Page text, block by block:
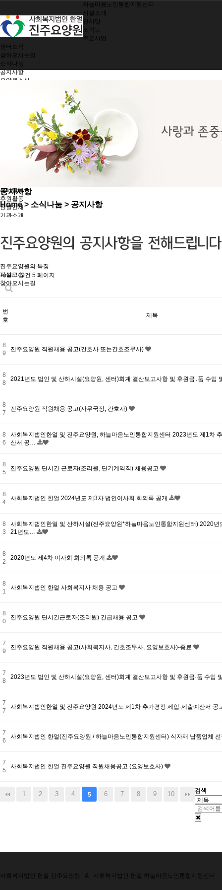
하늘마음노인통합지원센터
시설소개
인사말
조직도
주요사업
센터소식
찾아오시는길
소식나눔
공지사항
요양원소식
여가지원/치매관리
생활 및 정서지원
간호 및 처치
기능회복훈련
기능별 영양관리
시설 및 환경관리
지역사회 참여
봉사활동
후원활동
한얼인재
기관소개
시설소개
인사말
진주요양원의 특징
시설모습
찾아오시는길
공지사항
Home> 소식나눔 > 공지사항
Total 149건 5 페이지
번
호
제목
8
9
진주요양원 직원채용 공고(간호사 또는간호조무사)
8
8
2021년도 법인 및 산하시설(요양원, 센터)회계 결산보고사항 및 후원금․품 수입
8
7
진주요양원 직원채용 공고(사무국장, 간호사)
8
6
사회복지법인한얼 및 진주요양원, 하늘마음노인통합지원센터 2023년도 제1차
산서 공…
8
5
진주요양원 단시간 근로자(조리원, 단기계약직) 채용공고
8
4
사회복지법인 한얼 2024년도 제3차 법인이사회 회의록 공개
8
3
사회복지법인한얼 및 산하시설(진주요양원*하늘마음노인통합지원센터) 2020년
21년도…
8
2
2020년도 제4차 이사회 회의록 공개
8
1
사회복지법인 한얼 사회복지사 채용 공고
8
0
진주요양원 단시간근로자(조리원) 긴급채용 공고
7
9
진주요양원 직원채용 공고(사회복지사, 간호조무사, 요양보호사)-종료
7
8
2023년도 법인 및 산하시설(요양원, 센터)회계 결산보고사항 및 후원금·품 수입
7
7
사회복지법인한얼 및 진주요양원 2024년도 제1차 추가경정 세입·세출예산서 공
7
6
사회복지법인 한얼(진주요양원 / 하늘마음노인통합지원센터) 식자재 납품업체
7
5
사회복지법인 한얼 진주요양원 직원채용공고 (요양보호사)
1 2 3 4 5 6 7 8 9 10 검색
사회복지법인 한얼 진주요양원 & 사회복지법인 한얼 하늘마음노인통합지원센터